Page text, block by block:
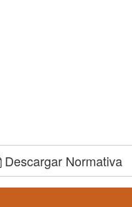
Descargar Normativa